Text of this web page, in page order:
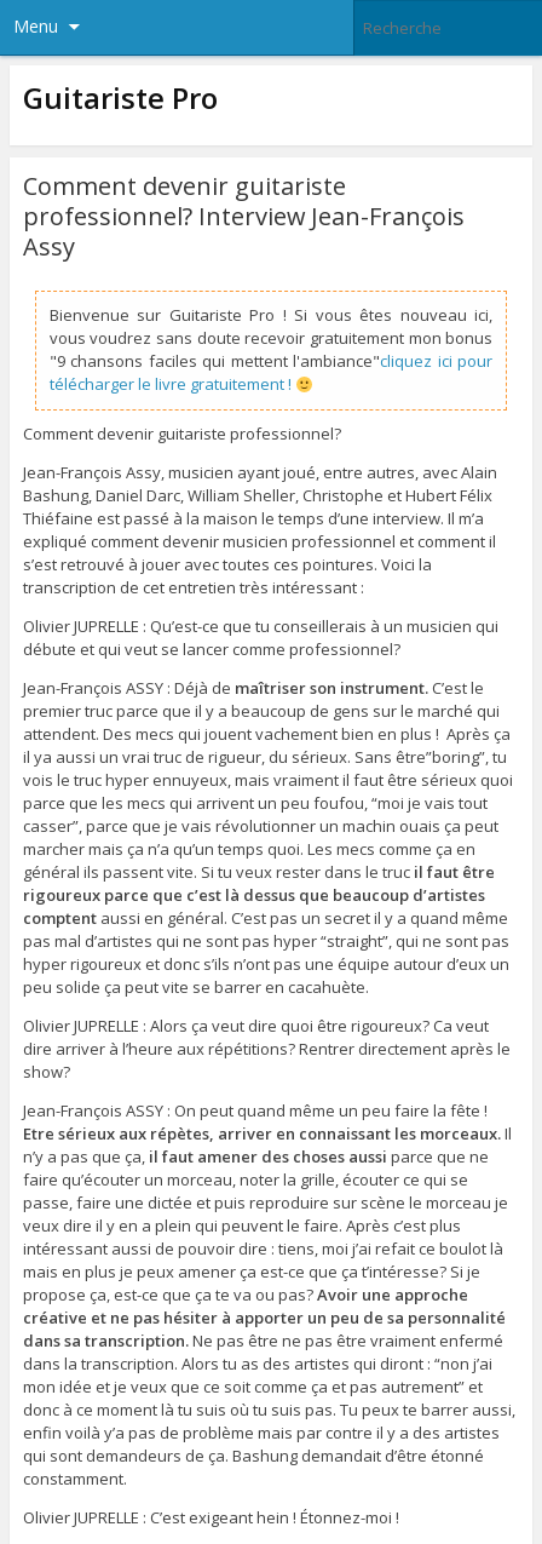
Menu
Guitariste Pro
Comment devenir guitariste
professionnel? Interview Jean-François
Assy
Bienvenue sur Guitariste Pro ! Si vous êtes nouveau ici,
vous voudrez sans doute recevoir gratuitement mon bonus
"9 chansons faciles qui mettent l'ambiance"cliquez ici pour
télécharger le livre gratuitement !
Comment devenir guitariste professionnel?
Jean-François Assy, musicien ayant joué, entre autres, avec Alain
Bashung, Daniel Darc, William Sheller, Christophe et Hubert Félix
Thiéfaine est passé à la maison le temps d’une interview. Il m’a
expliqué comment devenir musicien professionnel et comment il
s’est retrouvé à jouer avec toutes ces pointures. Voici la
transcription de cet entretien très intéressant :
Olivier JUPRELLE : Qu’est-ce que tu conseillerais à un musicien qui
débute et qui veut se lancer comme professionnel?
Jean-François ASSY : Déjà de maîtriser son instrument.C’est le
premier truc parce que il y a beaucoup de gens sur le marché qui
attendent. Des mecs qui jouent vachement bien en plus ! Après ça
il ya aussi un vrai truc de rigueur, du sérieux. Sans être”boring”, tu
vois le truc hyper ennuyeux, mais vraiment il faut être sérieux quoi
parce que les mecs qui arrivent un peu foufou, “moi je vais tout
casser”, parce que je vais révolutionner un machin ouais ça peut
marcher mais ça n’a qu’un temps quoi. Les mecs comme ça en
général ils passent vite. Si tu veux rester dans le trucil faut être
rigoureux parce que c’est là dessus que beaucoup d’artistes
comptentaussi en général. C’est pas un secret il y a quand même
pas mal d’artistes qui ne sont pas hyper “straight”, qui ne sont pas
hyper rigoureux et donc s’ils n’ont pas une équipe autour d’eux un
peu solide ça peut vite se barrer en cacahuète.
Olivier JUPRELLE : Alors ça veut dire quoi être rigoureux? Ca veut
dire arriver à l’heure aux répétitions? Rentrer directement après le
show?
Jean-François ASSY : On peut quand même un peu faire la fête !
Etre sérieux aux répètes, arriver en connaissant les morceaux.Il
n’y a pas que ça, il faut amener des choses aussi parce que ne
faire qu’écouter un morceau, noter la grille, écouter ce qui se
passe, faire une dictée et puis reproduire sur scène le morceau je
veux dire il y en a plein qui peuvent le faire. Après c’est plus
intéressant aussi de pouvoir dire : tiens, moi j’ai refait ce boulot là
mais en plus je peux amener ça est-ce que ça t’intéresse? Si je
propose ça, est-ce que ça te va ou pas?Avoir une approche
créative et ne pas hésiter à apporter un peu de sa personnalité
dans sa transcription.Ne pas être ne pas être vraiment enfermé
dans la transcription. Alors tu as des artistes qui diront : “non j’ai
mon idée et je veux que ce soit comme ça et pas autrement” et
donc à ce moment là tu suis où tu suis pas. Tu peux te barrer aussi,
enfin voilà y’a pas de problème mais par contre il y a des artistes
qui sont demandeurs de ça. Bashung demandait d’être étonné
constamment.
Olivier JUPRELLE : C’est exigeant hein ! Étonnez-moi !